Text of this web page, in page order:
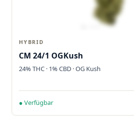
HYBRID
CM 24/1 OGKush
24% THC · 1% CBD · OG Kush
● Verfügbar